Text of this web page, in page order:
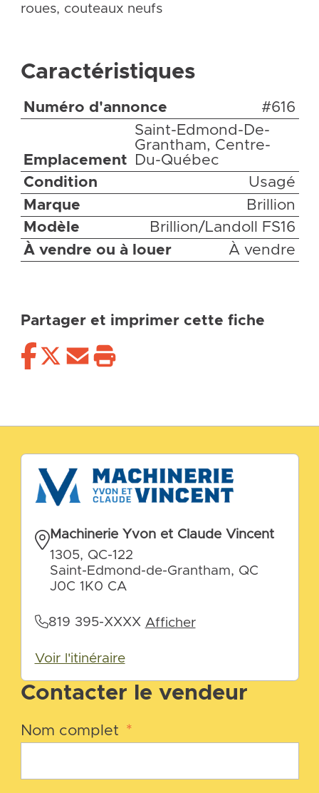
roues, couteaux neufs
Caractéristiques
Numéro d'annonce #616
Emplacement
Saint-Edmond-De-
Grantham, Centre-
Du-Québec
Condition
Usagé
Marque
Brillion
Modèle
Brillion/Landoll FS16
À vendre ou à louer
À vendre
Partager et imprimer cette fiche
Contacter le vendeur
Nom complet *
Machinerie Yvon et Claude Vincent
1305, QC-122
Saint-Edmond-de-Grantham, QC
J0C 1K0 CA
819 395-XXXX Afficher
Voir l'itinéraire